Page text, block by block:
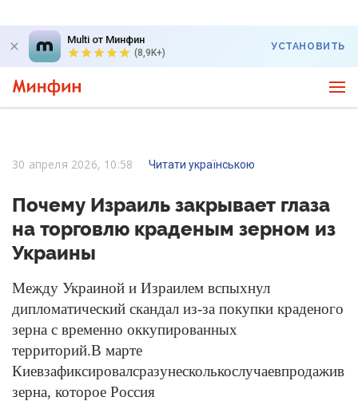
Multi от Минфин
(8,9K+)
УСТАНОВИТЬ
30 апреля 2026, 10:58 Читати українською
Почему Израиль закрывает глаза
на торговлю краденым зерном из
Украины
Между Украиной и Израилем вспыхнул
дипломатический скандал из-за покупки краденого
зерна с временно оккупированных
территорий.В марте
Киевзафиксировалсразунесколькослучаевпродажив
зерна, которое Россия